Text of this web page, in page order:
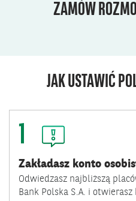
ZAMÓW
JAK USTAWIĆ
1
Zakładasz konto
Odwiedzasz najbliższą
Bank Polska S.A. i